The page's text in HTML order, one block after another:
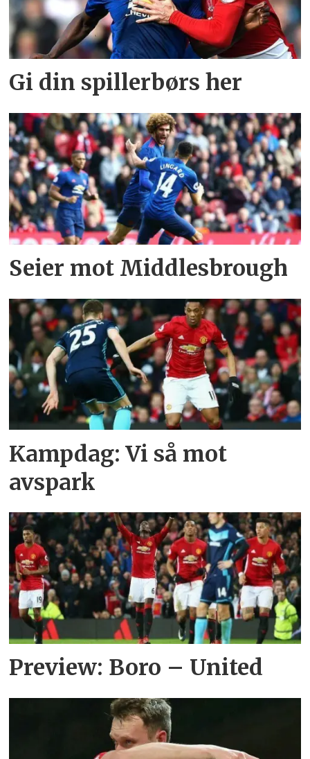
Gi din spillerbørs her
Seier mot Middlesbrough
Kampdag: Vi så mot
avspark
Preview: Boro – United